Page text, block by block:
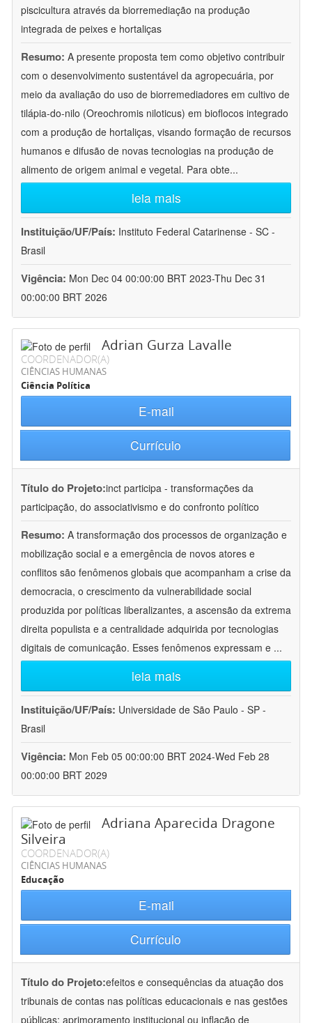
piscicultura através da biorremediação na produção
integrada de peixes e hortaliças
Resumo: A presente proposta tem como objetivo contribuir
com o desenvolvimento sustentável da agropecuária, por
meio da avaliação do uso de biorremediadores em cultivo de
tilápia-do-nilo (Oreochromis niloticus) em bioflocos integrado
com a produção de hortaliças, visando formação de recursos
humanos e difusão de novas tecnologias na produção de
alimento de origem animal e vegetal. Para obte...
leia mais
Instituição/UF/País: Instituto Federal Catarinense - SC -
Brasil
Vigência: Mon Dec 04 00:00:00 BRT 2023-Thu Dec 31
00:00:00 BRT 2026
Adrian Gurza Lavalle
COORDENADOR(A)
CIÊNCIAS HUMANAS
Ciência Política
E-mail
Currículo
Título do Projeto:inct participa - transformações da
participação, do associativismo e do confronto político
Resumo: A transformação dos processos de organização e
mobilização social e a emergência de novos atores e
conflitos são fenômenos globais que acompanham a crise da
democracia, o crescimento da vulnerabilidade social
produzida por políticas liberalizantes, a ascensão da extrema
direita populista e a centralidade adquirida por tecnologias
digitais de comunicação. Esses fenômenos expressam e ...
leia mais
Instituição/UF/País: Universidade de São Paulo - SP -
Brasil
Vigência: Mon Feb 05 00:00:00 BRT 2024-Wed Feb 28
00:00:00 BRT 2029
Adriana Aparecida Dragone
Silveira
COORDENADOR(A)
CIÊNCIAS HUMANAS
Educação
E-mail
Currículo
Título do Projeto:efeitos e consequências da atuação dos
tribunais de contas nas políticas educacionais e nas gestões
públicas: aprimoramento institucional ou inflação de